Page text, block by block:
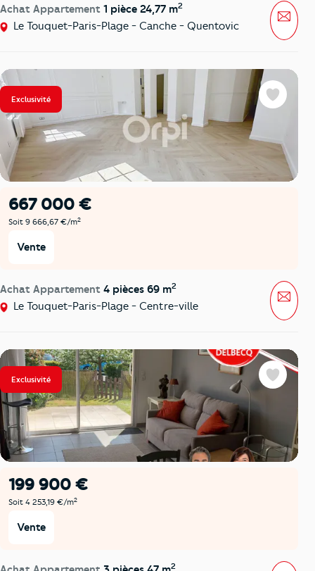
Achat Appartement 1 pièce 24,77 m2
Le Touquet-Paris-Plage - Canche - Quentovic
Exclusivité
667 000 €
Soit 9 666,67 €/m2
Vente
Achat Appartement 4 pièces 69 m2
Le Touquet-Paris-Plage - Centre-ville
Favoris
Exclusivité
199 900 €
Soit 4 253,19 €/m2
Vente
2
Favoris